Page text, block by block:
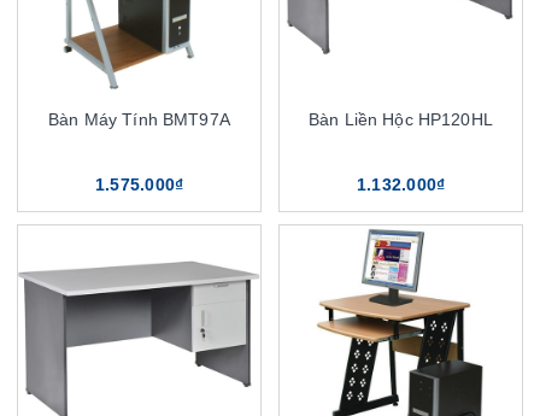
Bàn Máy Tính BMT97A
1.575.000₫
Bàn Liền Hộc HP120HL
1.132.000₫